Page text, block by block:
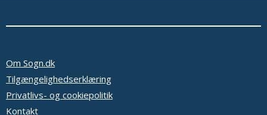
Om Sogn.dk
Tilgængelighedserklæring
Privatlivs- og cookiepolitik
Kontakt